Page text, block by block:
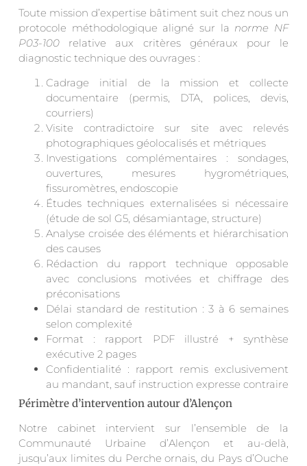
Toute mission d’expertise bâtiment suit chez nous un
protocole méthodologique aligné sur la norme NF
P03-100 relative aux critères généraux pour le
diagnostic technique des ouvrages :
Cadrage initial de la mission et collecte
documentaire (permis, DTA, polices, devis,
courriers)
Visite contradictoire sur site avec relevés
photographiques géolocalisés et métriques
Investigations complémentaires : sondages,
ouvertures, mesures hygrométriques,
fissuromètres, endoscopie
Études techniques externalisées si nécessaire
(étude de sol G5, désamiantage, structure)
Analyse croisée des éléments et hiérarchisation
des causes
Rédaction du rapport technique opposable
avec conclusions motivées et chiffrage des
préconisations
Délai standard de restitution : 3 à 6 semaines
selon complexité
Format : rapport PDF illustré + synthèse
exécutive 2 pages
Confidentialité : rapport remis exclusivement
au mandant, sauf instruction expresse contraire
Périmètre d’intervention autour d’Alençon
Notre cabinet intervient sur l’ensemble de la
Communauté Urbaine d’Alençon et au-delà,
jusqu’aux limites du Perche ornais, du Pays d’Ouche